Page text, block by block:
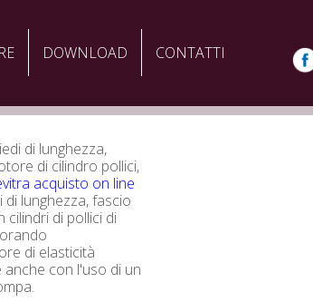
DOWNLOAD CONTATTI
di lunghezza,
di cilindro pollici,
acquisto on line
di lunghezza, fascio
cilindri di pollici di
di elasticità
con l'uso di un